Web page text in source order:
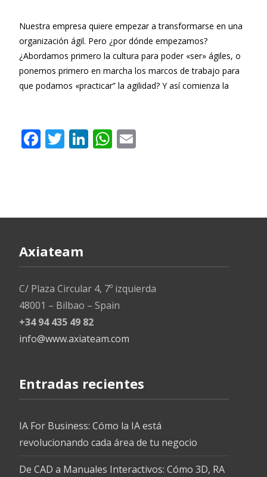
Nuestra empresa quiere empezar a transformarse en una
organización ágil. Pero ¿por dónde empezamos?
¿Abordamos primero la cultura para poder «ser» ágiles, o
ponemos primero en marcha los marcos de trabajo para
que podamos «practicar” la agilidad? Y así comienza la
F
o
k
T Li
dI
W
A
Axiateam
C/ Plaza Circular 4, 7º izquierda
48001 – Bilbao – Spain
+34 94 435 49 82
info@www.axiateam.com
Entradas recientes
IA For Business: Cómo la IA está
revolucionando cada área de tu negocio
De CAD a Manuales Interactivos: Cómo 3D, RA